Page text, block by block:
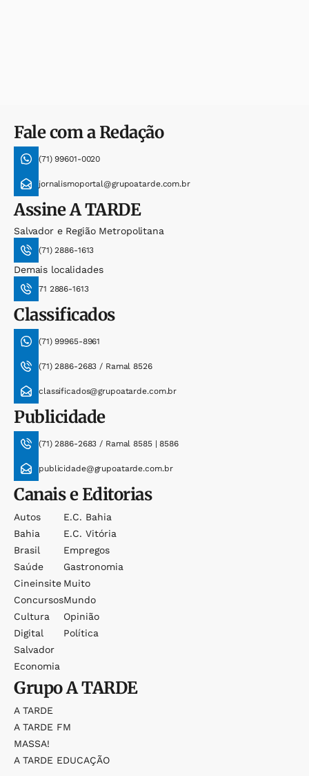
Fale com a Redação
(71) 99601-0020
jornalismoportal@grupoatarde.com.br
AssineA TARDE
Salvador e Região Metropolitana
(71) 2886-1613
Demais localidades
71 2886-1613
Classificados
(71) 99965-8961
(71) 2886-2683 / Ramal 8526
classificados@grupoatarde.com.br
Publicidade
(71) 2886-2683 / Ramal 8585 | 8586
publicidade@grupoatarde.com.br
Canais e Editorias
Autos
Bahia
Brasil
Saúde
Cineinsite
Concursos
Cultura
Digital
Salvador
Economia
E.c. Bahia
E.c. Vitória
Empregos
Gastronomia
Muito
Mundo
Opinião
Política
GrupoA TARDE
A TARDE
A TARDE FM
MASSA!
A TARDE EDUCAÇÃO